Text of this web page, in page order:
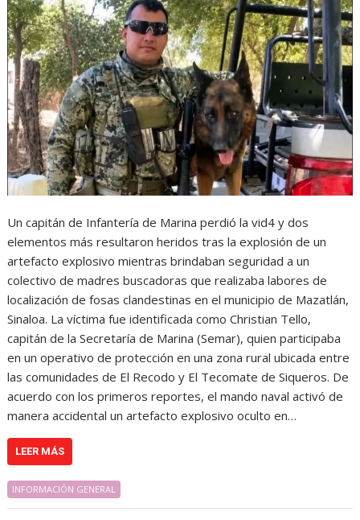
Un capitán de Infantería de Marina perdió la vid4 y dos
elementos más resultaron heridos tras la explosión de un
artefacto explosivo mientras brindaban seguridad a un
colectivo de madres buscadoras que realizaba labores de
localización de fosas clandestinas en el municipio de Mazatlán,
Sinaloa. La víctima fue identificada como Christian Tello,
capitán de la Secretaría de Marina (Semar), quien participaba
en un operativo de protección en una zona rural ubicada entre
las comunidades de El Recodo y El Tecomate de Siqueros. De
acuerdo con los primeros reportes, el mando naval activó de
manera accidental un artefacto explosivo oculto en…
LEER MÁS
INFORMACIÓN GENERAL